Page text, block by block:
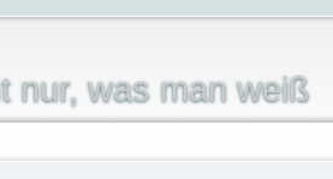
nur, was man weiß